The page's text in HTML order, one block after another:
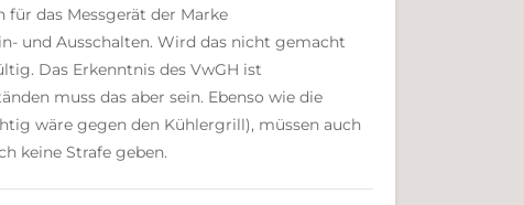
für das Messgerät der Marke
und Ausschalten. Wird das nicht gemacht
Das Erkenntnis des VwGH ist
muss das aber sein. Ebenso wie die
wäre gegen den Kühlergrill), müssen auch
keine Strafe geben.